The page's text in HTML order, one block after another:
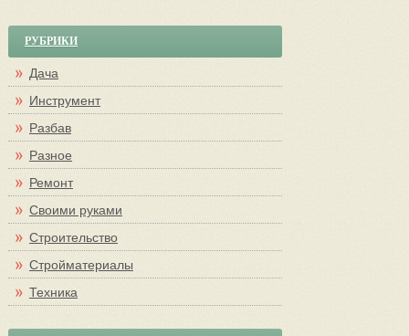
РУБРИКИ
Дача
Инструмент
Разбав
Разное
Ремонт
Своими руками
Строительство
Стройматериалы
Техника